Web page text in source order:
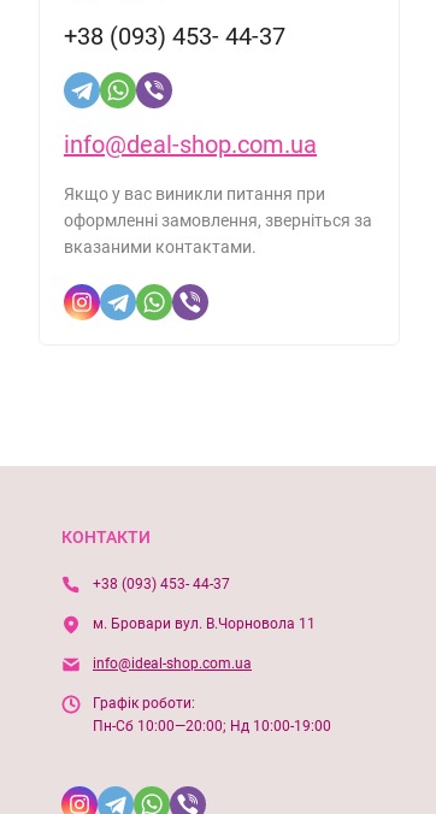
+38 (093) 453- 44-37
info@deal-shop.com.ua
Якщо у вас виникли питання при
оформленні замовлення, зверніться за
вказаними контактами.
КОНТАКТИ
+38 (093) 453- 44-37
м. Бровари вул. В.Чорновола 11
info@ideal-shop.com.ua
Графік роботи:
Пн-Сб 10:00—20:00; Нд 10:00-19:00